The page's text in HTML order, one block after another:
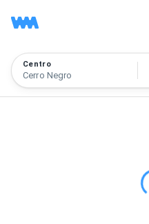
Centro
Cerro Negro